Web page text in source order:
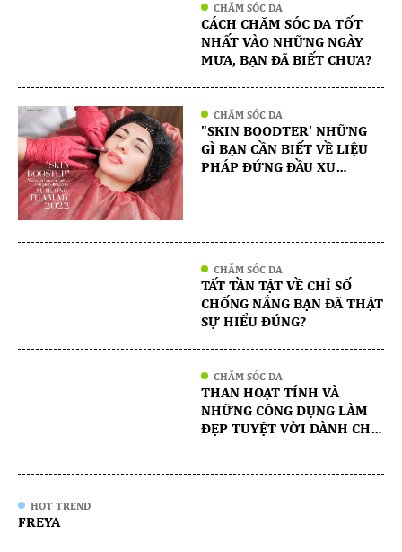
CHĂM SÓC DA
CÁCH CHĂM SÓC DA TỐT
NHẤT VÀO NHỮNG NGÀY
MƯA, BẠN ĐÃ BIẾT CHƯA?
CHĂM SÓC DA
"SKIN BOODTER' NHỮNG
GÌ BẠN CẦN BIẾT VỀ LIỆU
PHÁP ĐỨNG ĐẦU XU
CHĂM SÓC DA
TẤT TẦN TẬT VỀ CHỈ SỐ
CHỐNG NẮNG BẠN ĐÃ THẬT
SỰ HIỂU ĐÚNG?
CHĂM SÓC DA
THAN HOẠT TÍNH VÀ
NHỮNG CÔNG DỤNG LÀM
ĐẸP TUYỆT VỜI DÀNH CHO
HOT TREND
FREYA